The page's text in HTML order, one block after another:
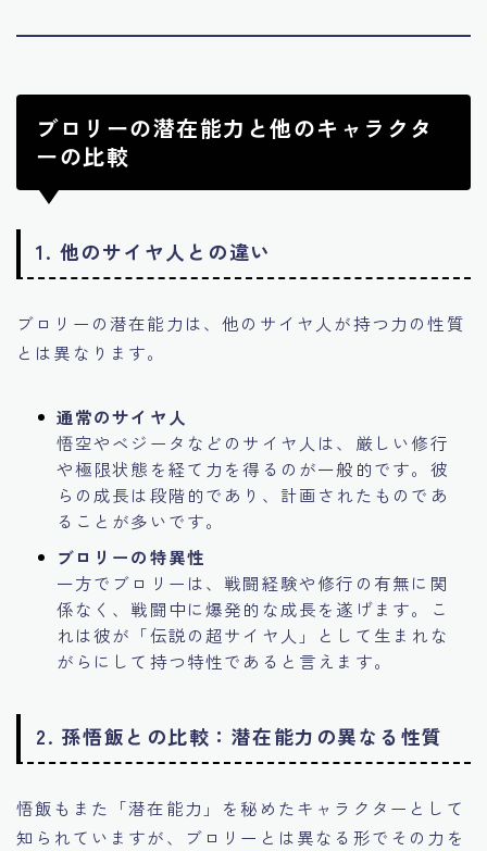
ブロリーの潜在能力と他のキャラクタ
ーの比較
1. 他のサイヤ人との違い
ブロリーの潜在能力は、他のサイヤ人が持つ力の性質
とは異なります。
通常のサイヤ人
悟空やベジータなどのサイヤ人は、厳しい修行
や極限状態を経て力を得るのが一般的です。彼
らの成長は段階的であり、計画されたものであ
ることが多いです。
ブロリーの特異性
一方でブロリーは、戦闘経験や修行の有無に関
係なく、戦闘中に爆発的な成長を遂げます。こ
れは彼が「伝説の超サイヤ人」として生まれな
がらにして持つ特性であると言えます。
2. 孫悟飯との比較：潜在能力の異なる性質
悟飯もまた「潜在能力」を秘めたキャラクターとして
知られていますが、ブロリーとは異なる形でその力を